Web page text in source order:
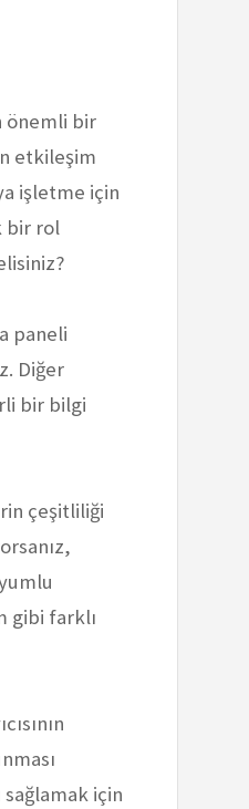
önemli bir
etkileşim
işletme için
bir rol
paneli
Diğer
bir bilgi
çeşitliliği
gibi farklı
sağlamak için